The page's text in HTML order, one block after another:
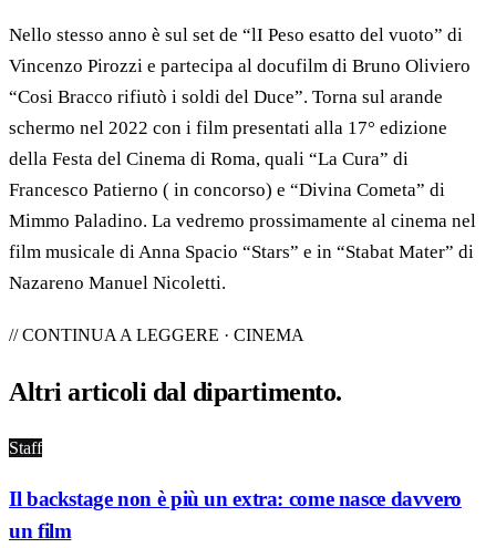
Nello stesso anno è sul set de “lI Peso esatto del vuoto” di
Vincenzo Pirozzi e partecipa al docufilm di Bruno Oliviero
“Cosi Bracco rifiutò i soldi del Duce”. Torna sul arande
schermo nel 2022 con i film presentati alla 17° edizione
della Festa del Cinema di Roma, quali “La Cura” di
Francesco Patierno ( in concorso) e “Divina Cometa” di
Mimmo Paladino. La vedremo prossimamente al cinema nel
film musicale di Anna Spacio “Stars” e in “Stabat Mater” di
Nazareno Manuel Nicoletti.
// CONTINUA A LEGGERE · CINEMA
Altri articoli dal dipartimento.
Staff
Il backstage non è più un extra: come nasce davvero
un film